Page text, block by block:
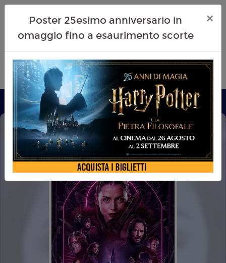
BALLERINA
Poster 25esimo anniversario in
omaggio fino a esaurimento scorte
×